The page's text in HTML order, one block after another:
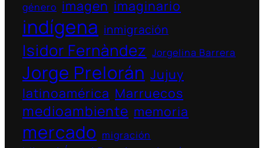
género imagen imaginario
indígena inmigración
Isidor Fernàndez Jorgelina Barrera
Jorge Prelorán Jujuy
latinoamérica Marruecos
medioambiente memoria
mercado migración